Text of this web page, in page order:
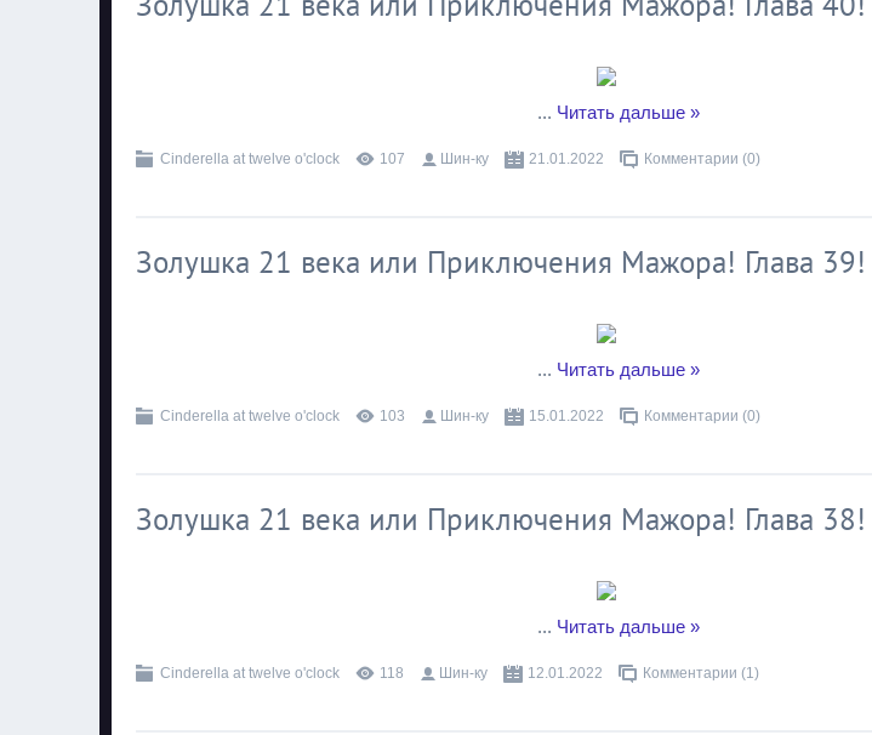
... Читать дальше »
Cinderella at twelve o'clock 107 Шин-ку 21.01.2022 Комментарии (0)
Золушка 21 века или Приключения Мажора! Глава 39!
... Читать дальше »
Cinderella at twelve o'clock 103 Шин-ку 15.01.2022 Комментарии (0)
Золушка 21 века или Приключения Мажора! Глава 38!
... Читать дальше »
Cinderella at twelve o'clock 118 Шин-ку 12.01.2022 Комментарии (1)